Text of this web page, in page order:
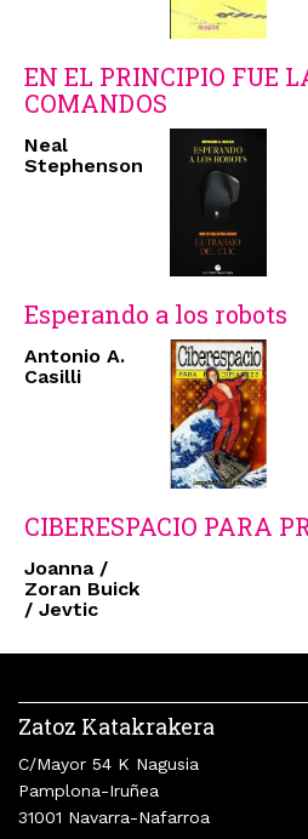
EN EL PRINCIPIO FUE
COMANDOS
Neal
Stephenson
Esperando a los robots
Antonio A.
Casilli
CIBERESPACIO PARA
Joanna /
Zoran Buick
/ Jevtic
Zatoz Katakrakera
C/Mayor 54 K Nagusia
Pamplona-Iruñea
31001 Navarra-Nafarroa